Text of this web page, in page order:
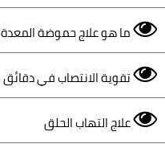
ما هو علاج حموضة المعدة
تقوية الانتصاب في دقائق
علاج التهاب الحلق